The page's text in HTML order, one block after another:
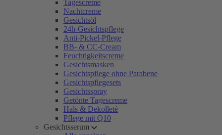
Tagescreme
Nachtcreme
Gesichtsöl
24h-Gesichtspflege
Anti-Pickel-Pflege
BB- & CC-Cream
Feuchtigkeitscreme
Gesichtsmasken
Gesichtspflege ohne Parabene
Gesichtspflegesets
Gesichtsspray
Getönte Tagescreme
Hals & Dekolleté
Pflege mit Q10
Gesichtsserum